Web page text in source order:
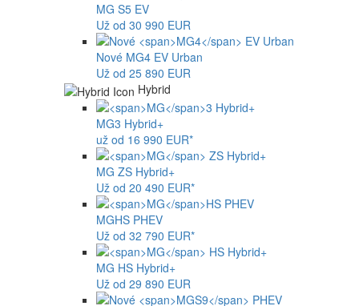
MG S5 EV
Už od 30 990 EUR
Nové MG4 EV Urban
Už od 25 890 EUR
Hybrid
MG3 Hybrid+
už od 16 990 EUR*
MG ZS Hybrid+
Už od 20 490 EUR*
MGHS PHEV
Už od 32 790 EUR*
MG HS Hybrid+
Už od 29 890 EUR